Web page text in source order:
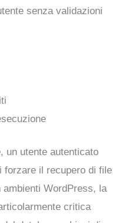
senza validazioni
un utente autenticato
forzare il recupero di file
WordPress, la
critica